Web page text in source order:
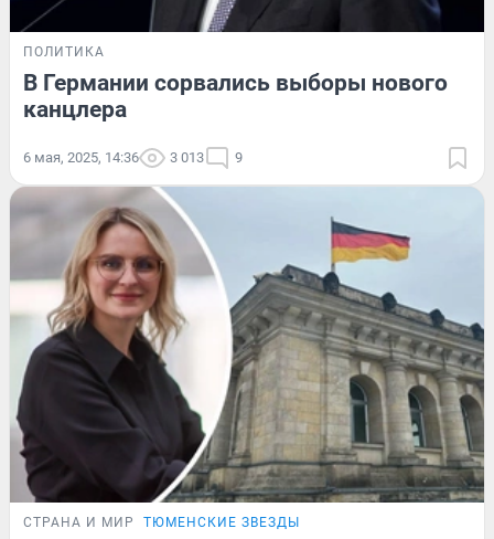
ПОЛИТИКА
В Германии сорвались выборы нового
канцлера
6 мая, 2025, 14:36 3 013 9
СТРАНА И МИР ТЮМЕНСКИЕ ЗВЕЗДЫ